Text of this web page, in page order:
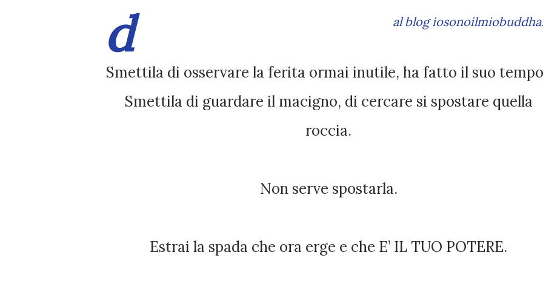
d al blog
Smettila di osservare la ferita ormai inutile, ha fatto il suo
Smettila di guardare il macigno, di cercare si spostare quella
roccia.
Non serve spostarla.
Estrai la spada che ora erge e che E’ IL TUO POTERE.